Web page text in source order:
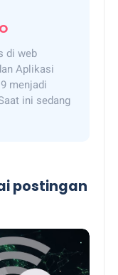
di web
Aplikasi
menjadi
ini sedang
postingan